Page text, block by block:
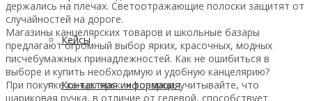
Кейсы
Контактная информация
держались на плечах. Светоотражающие полоски защитят от
случайностей на дороге.
Магазины канцелярских товаров и школьные базары
предлагают огромный выбор ярких, красочных, модных
писчебумажных принадлежностей. Как не ошибиться в
выборе и купить необходимую и удобную канцелярию?
При покупке канцелярских товаров, учитывайте, что
шариковая ручка, в отличие от гелевой, способствует